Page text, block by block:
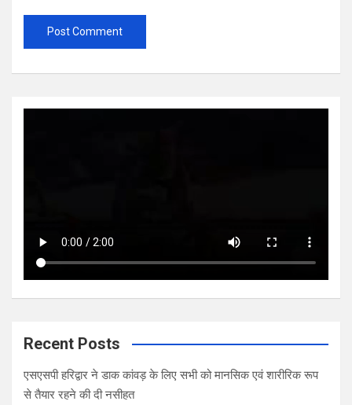
Recent Posts
एसएसपी हरिद्वार ने डाक कांवड़ के लिए सभी को मानसिक एवं शारीरिक रूप
से तैयार रहने की दी नसीहत